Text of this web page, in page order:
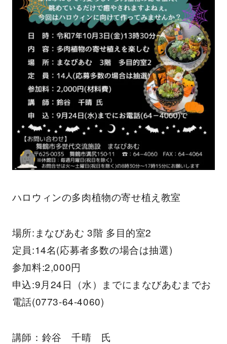
ハロウィンの多肉植物の寄せ植え教室
場所:まなびあむ 3階 多目的室2
定員:14名(応募者多数の場合は抽選)
参加料:2,000円
申込:9月24日（水）までにまなびあむまでお
電話(0773-64-4060)
講師：鈴谷 千晴 氏